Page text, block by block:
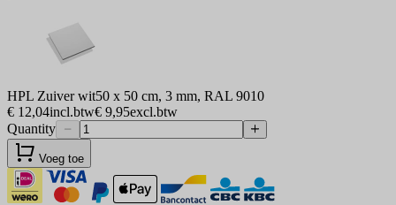
HPL Zuiver wit50 x 50 cm, 3 mm, RAL 9010
€ 12,04incl.btw€ 9,95excl.btw
Quantity
Voeg toe